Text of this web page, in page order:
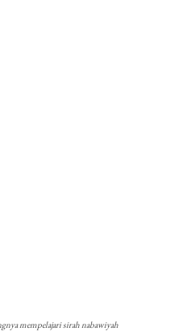
mempelajari sirah nabawiyah